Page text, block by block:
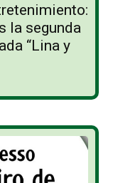
la segunda
“Lina y